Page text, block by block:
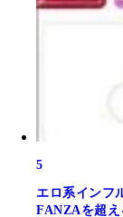
5
エロ系インフ
FANZAを超え